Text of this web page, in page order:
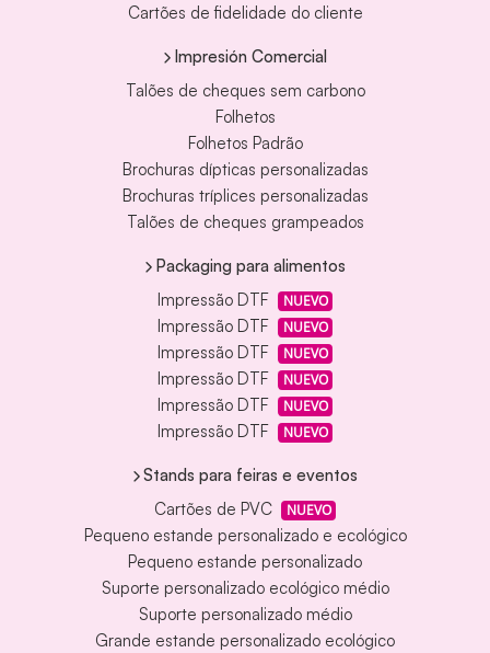
Cartões de fidelidade do cliente
Impresión Comercial
Talões de cheques sem carbono
Folhetos
Folhetos Padrão
Brochuras dípticas personalizadas
Brochuras tríplices personalizadas
Talões de cheques grampeados
Packaging para alimentos
Impressão DTF
NUEVO
Impressão DTF NUEVO
Impressão DTF NUEVO
Impressão DTF NUEVO
Impressão DTF NUEVO
Impressão DTF NUEVO
Stands para feiras e eventos
Cartões de PVC
NUEVO
Pequeno estande personalizado e ecológico
Pequeno estande personalizado
Suporte personalizado ecológico médio
Suporte personalizado médio
Grande estande personalizado ecológico